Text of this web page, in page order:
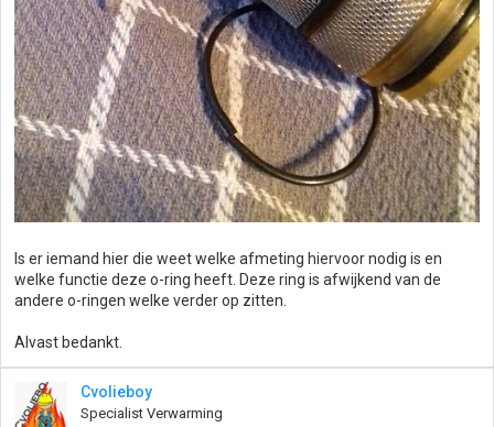
Is er iemand hier die weet welke afmeting hiervoor nodig is en
welke functie deze o-ring heeft. Deze ring is afwijkend van de
andere o-ringen welke verder op zitten.
Alvast bedankt.
Cvolieboy
Specialist Verwarming